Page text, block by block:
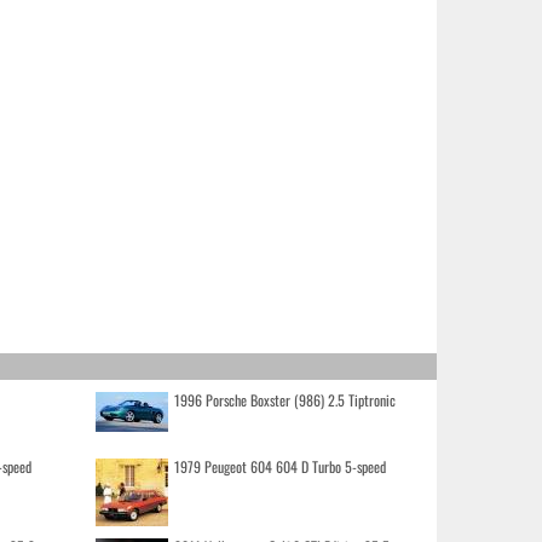
1996 Porsche Boxster (986) 2.5 Tiptronic
1979 Peugeot 604 604 D Turbo 5-speed